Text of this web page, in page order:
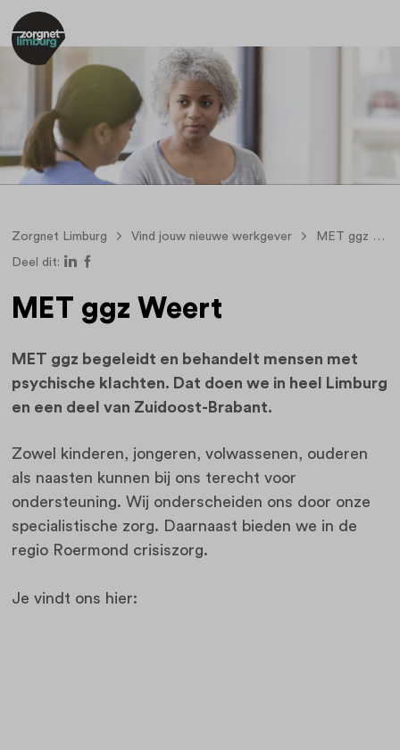
Zorgnet Limburg Vind jouw nieuwe werkgever MET ggz
Deel dit:
MET ggz Weert
MET ggz begeleidt en behandelt mensen met
psychische klachten. Dat doen we in heel Limburg
en een deel van Zuidoost-Brabant.
Zowel kinderen, jongeren, volwassenen, ouderen
als naasten kunnen bij ons terecht voor
ondersteuning. Wij onderscheiden ons door onze
specialistische zorg. Daarnaast bieden we in de
regio Roermond crisiszorg.
Je vindt ons hier: